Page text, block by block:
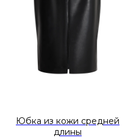
Юбка из кожи средней
длины